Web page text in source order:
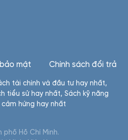
mật Chính sách đổi trả
tài chính và đầu tư hay nhất,
tiểu sử hay nhất, Sách kỹ năng
hứng hay nhất
Hồ Chí Minh.